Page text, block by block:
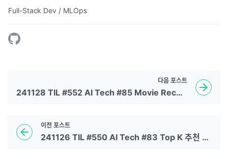
Full-Stack Dev / MLOps
이전 포스트
241126 TIL #550 AI Tech #83 Top K 추천 앙상블
다음 포스트
241128 TIL #552 AI Tech #85 Movie Recommendation Wrap Up Report